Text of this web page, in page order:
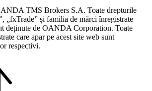
TMS Brokers S.A. Toate drepturile
„fxTrade” și familia de mărci înregistrate
deținute de OANDA Corporation. Toate
care apar pe acest site web sunt
respectivi.